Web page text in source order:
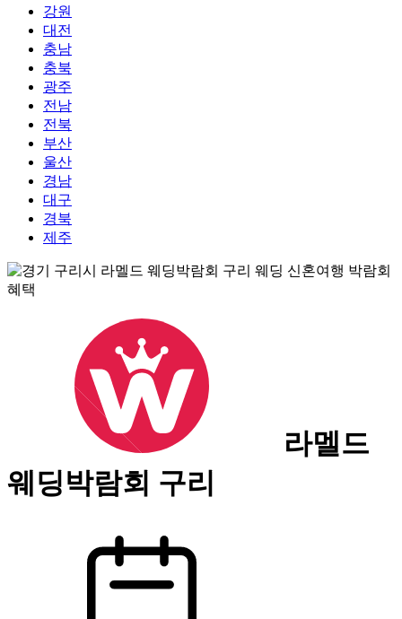
강원
대전
충남
충북
광주
전남
전북
부산
울산
경남
대구
경북
제주
라멜드
웨딩박람회 구리